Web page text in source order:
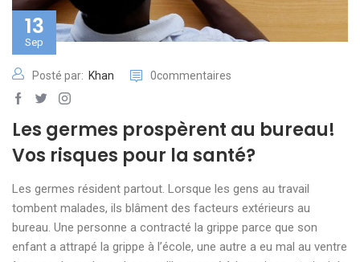
13
Sep
Posté par: Khan 0commentaires
Les germes prospèrent au bureau!
Vos risques pour la santé?
Les germes résident partout. Lorsque les gens au travail
tombent malades, ils blâment des facteurs extérieurs au
bureau. Une personne a contracté la grippe parce que son
enfant a attrapé la grippe à l’école, une autre a eu mal au ventre